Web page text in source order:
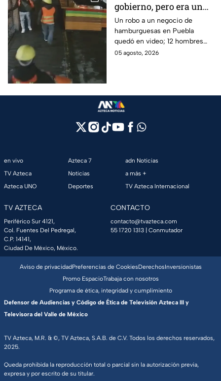
gobierno, pero era un
robo planeado: Así
saquearon negocio de
hamburguesas en
Puebla
Un robo a un negocio de
hamburguesas en Puebla
quedó en video; 12 hombres
habrían fingido ser
05 agosto, 2026
en vivo
TV Azteca
Azteca UNO
Azteca 7
Noticias
Deportes
adn Noticias
a más +
TV Azteca Internacional
TV AZTECA
Periférico Sur 4121,
Col. Fuentes Del Pedregal,
C.P. 14141,
Ciudad De México, México.
CONTACTO
contacto@tvazteca.com
55 1720 1313 | Conmutador
TV Azteca, M.R. & ©, TV Azteca, S.A.B. de C.V. Todos los derechos reservados,
2025.
Queda prohibida la reproducción total o parcial sin la autorización previa,
expresa y por escrito de su titular.
Aviso de privacidadPreferencias de CookiesDerechosInversionistas
Promo EspacioTrabaja con nosotros
Programa de ética, integridad y cumplimiento
Defensor de Audiencias y Código de Ética de Televisión Azteca III y
Televisora del Valle de México